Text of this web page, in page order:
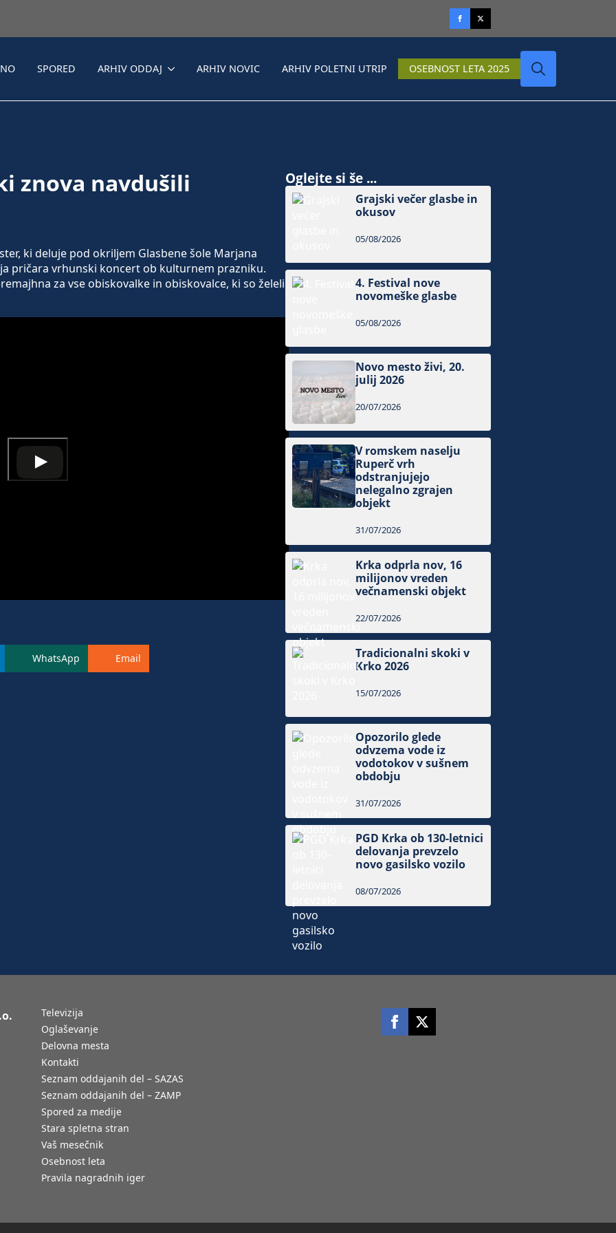
SPORED ARHIV ODDAJ ARHIV NOVIC ARHIV POLETNI UTRIP OSEBNOST LETA 2025
znova navdušili
ki deluje pod okriljem Glasbene šole Marjana
pričara vrhunski koncert ob kulturnem prazniku.
za vse obiskovalke in obiskovalce, ki so želeli
WhatsApp Email
Oglejte si še ...
Grajski večer glasbe in
okusov
05/08/2026
4. Festival nove
novomeške glasbe
05/08/2026
Novo mesto živi, 20.
julij 2026
20/07/2026
V romskem naselju
Ruperč vrh
odstranjujejo
nelegalno zgrajen
objekt
31/07/2026
Krka odprla nov, 16
milijonov vreden
večnamenski objekt
22/07/2026
Tradicionalni skoki v
Krko 2026
15/07/2026
Opozorilo glede
odvzema vode iz
vodotokov v sušnem
obdobju
31/07/2026
PGD Krka ob 130-letnici
delovanja prevzelo
novo gasilsko vozilo
08/07/2026
Televizija
Oglaševanje
Delovna mesta
Kontakti
Seznam oddajanih del – SAZAS
Seznam oddajanih del – ZAMP
Spored za medije
Stara spletna stran
Vaš mesečnik
Osebnost leta
Pravila nagradnih iger